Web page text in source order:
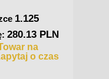
2.88
835.2 PLN
w
2-3 dni.